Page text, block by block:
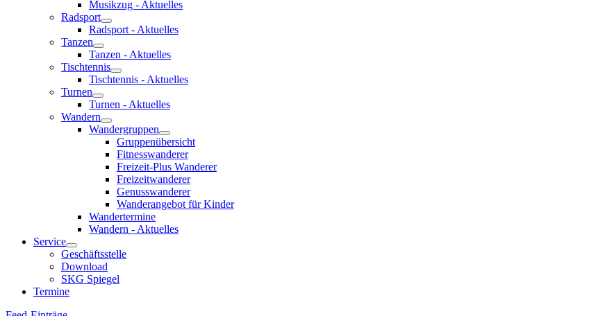
Musikzug - Aktuelles
Radsport
Radsport - Aktuelles
Tanzen
Tanzen - Aktuelles
Tischtennis
Tischtennis - Aktuelles
Turnen
Turnen - Aktuelles
Wandern
Wandergruppen
Gruppenübersicht
Fitnesswanderer
Freizeit-Plus Wanderer
Freizeitwanderer
Genusswanderer
Wanderangebot für Kinder
Wandertermine
Wandern - Aktuelles
Service
Geschäftsstelle
Download
SKG Spiegel
Termine